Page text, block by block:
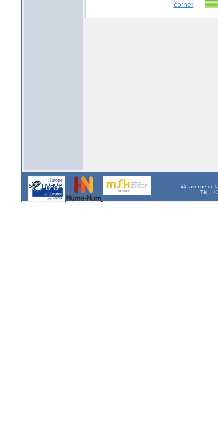
corner
44, avenue de
Tél. :